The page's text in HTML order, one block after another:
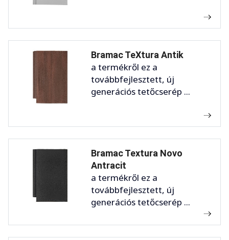
Bramac TeXtura Antik
a termékről ez a
továbbfejlesztett, új
generációs tetőcserép ...
Bramac Textura Novo
Antracit
a termékről ez a
továbbfejlesztett, új
generációs tetőcserép ...